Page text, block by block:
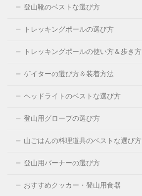
登山靴のベストな選び方
トレッキングポールの選び方
トレッキングポールの使い方＆歩き方
ゲイターの選び方＆装着方法
ヘッドライトのベストな選び方
登山用グローブの選び方
山ごはんの料理道具のベストな選び方
登山用バーナーの選び方
おすすめクッカー・登山用食器